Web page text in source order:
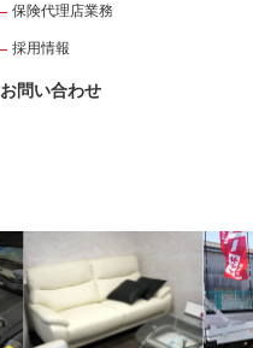
保険代理店業務
採用情報
お問い合わせ